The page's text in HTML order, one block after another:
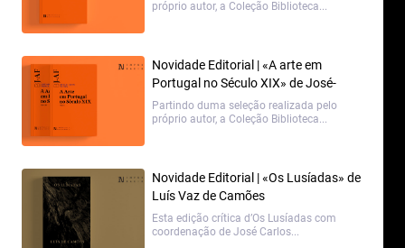
próprio autor, a Coleção Biblioteca...
Novidade Editorial | «A arte em
Portugal no Século XIX» de José-
Augusto França
Partindo duma seleção realizada pelo
próprio autor, a Coleção Biblioteca...
Novidade Editorial | «Os Lusíadas» de
Luís Vaz de Camões
Esta edição crítica d’Os Lusíadas com
coordenação de José Carlos...